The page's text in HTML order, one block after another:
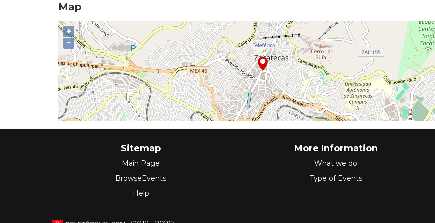
Map
+
−
Sitemap
Main Page
BrowseEvents
Help
More Information
What we do
Type of Events